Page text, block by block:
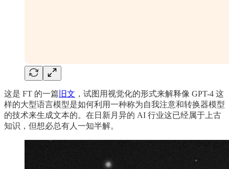
这是 FT 的一篇 旧文 ，试图用视觉化的形式来解释像 GPT-4 这
样的大型语言模型是如何利用一种称为自我注意和转换器模型
的技术来生成文本的。在日新月异的 AI 行业这已经属于上古
知识，但想必总有人一知半解。